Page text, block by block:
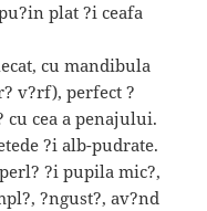
plat ?i ceafa
cu mandibula
v?rf), perfect ?
cu cea a penajului.
?i alb-pudrate.
?i pupila mic?,
?ngust?, av?nd